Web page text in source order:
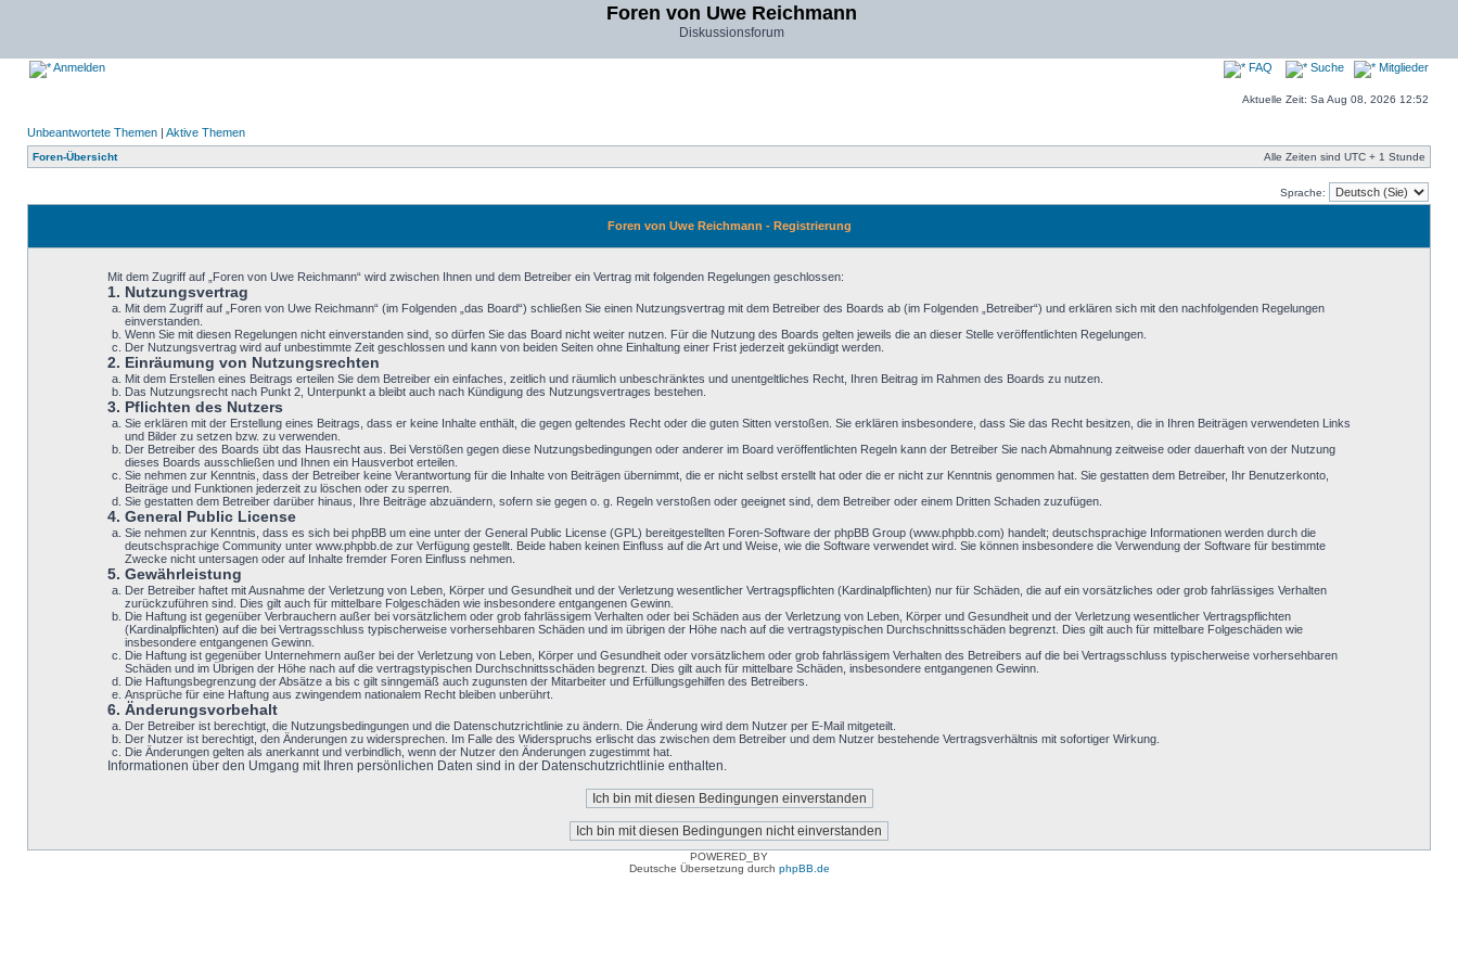
Foren von Uwe Reichmann
Diskussionsforum
Anmelden FAQ Suche Mitglieder
Aktuelle Zeit: Sa Aug 08, 2026 12:52
Unbeantwortete Themen | Aktive Themen
Foren-Übersicht Alle Zeiten sind UTC + 1 Stunde
Sprache:
Foren von Uwe Reichmann - Registrierung
Mit dem Zugriff auf „Foren von Uwe Reichmann“ wird zwischen Ihnen und dem Betreiber ein Vertrag mit folgenden Regelungen geschlossen:
1. Nutzungsvertrag
Mit dem Zugriff auf „Foren von Uwe Reichmann“ (im Folgenden „das Board“) schließen Sie einen Nutzungsvertrag mit dem Betreiber des Boards ab (im Folgenden „Betreiber“) und erklären sich mit den nachfolgenden Regelungen
einverstanden.
Wenn Sie mit diesen Regelungen nicht einverstanden sind, so dürfen Sie das Board nicht weiter nutzen. Für die Nutzung des Boards gelten jeweils die an dieser Stelle veröffentlichten Regelungen.
Der Nutzungsvertrag wird auf unbestimmte Zeit geschlossen und kann von beiden Seiten ohne Einhaltung einer Frist jederzeit gekündigt werden.
2. Einräumung von Nutzungsrechten
Mit dem Erstellen eines Beitrags erteilen Sie dem Betreiber ein einfaches, zeitlich und räumlich unbeschränktes und unentgeltliches Recht, Ihren Beitrag im Rahmen des Boards zu nutzen.
Das Nutzungsrecht nach Punkt 2, Unterpunkt a bleibt auch nach Kündigung des Nutzungsvertrages bestehen.
3. Pflichten des Nutzers
Sie erklären mit der Erstellung eines Beitrags, dass er keine Inhalte enthält, die gegen geltendes Recht oder die guten Sitten verstoßen. Sie erklären insbesondere, dass Sie das Recht besitzen, die in Ihren Beiträgen verwendeten Links
und Bilder zu setzen bzw. zu verwenden.
Der Betreiber des Boards übt das Hausrecht aus. Bei Verstößen gegen diese Nutzungsbedingungen oder anderer im Board veröffentlichten Regeln kann der Betreiber Sie nach Abmahnung zeitweise oder dauerhaft von der Nutzung
dieses Boards ausschließen und Ihnen ein Hausverbot erteilen.
Sie nehmen zur Kenntnis, dass der Betreiber keine Verantwortung für die Inhalte von Beiträgen übernimmt, die er nicht selbst erstellt hat oder die er nicht zur Kenntnis genommen hat. Sie gestatten dem Betreiber, Ihr Benutzerkonto,
Beiträge und Funktionen jederzeit zu löschen oder zu sperren.
Sie gestatten dem Betreiber darüber hinaus, Ihre Beiträge abzuändern, sofern sie gegen o. g. Regeln verstoßen oder geeignet sind, dem Betreiber oder einem Dritten Schaden zuzufügen.
4. General Public License
Sie nehmen zur Kenntnis, dass es sich bei phpBB um eine unter der General Public License (GPL) bereitgestellten Foren-Software der phpBB Group (www.phpbb.com) handelt; deutschsprachige Informationen werden durch die
deutschsprachige Community unter www.phpbb.de zur Verfügung gestellt. Beide haben keinen Einfluss auf die Art und Weise, wie die Software verwendet wird. Sie können insbesondere die Verwendung der Software für bestimmte
Zwecke nicht untersagen oder auf Inhalte fremder Foren Einfluss nehmen.
5. Gewährleistung
Der Betreiber haftet mit Ausnahme der Verletzung von Leben, Körper und Gesundheit und der Verletzung wesentlicher Vertragspflichten (Kardinalpflichten) nur für Schäden, die auf ein vorsätzliches oder grob fahrlässiges Verhalten
zurückzuführen sind. Dies gilt auch für mittelbare Folgeschäden wie insbesondere entgangenen Gewinn.
Die Haftung ist gegenüber Verbrauchern außer bei vorsätzlichem oder grob fahrlässigem Verhalten oder bei Schäden aus der Verletzung von Leben, Körper und Gesundheit und der Verletzung wesentlicher Vertragspflichten
(Kardinalpflichten) auf die bei Vertragsschluss typischerweise vorhersehbaren Schäden und im übrigen der Höhe nach auf die vertragstypischen Durchschnittsschäden begrenzt. Dies gilt auch für mittelbare Folgeschäden wie
insbesondere entgangenen Gewinn.
Die Haftung ist gegenüber Unternehmern außer bei der Verletzung von Leben, Körper und Gesundheit oder vorsätzlichem oder grob fahrlässigem Verhalten des Betreibers auf die bei Vertragsschluss typischerweise vorhersehbaren
Schäden und im Übrigen der Höhe nach auf die vertragstypischen Durchschnittsschäden begrenzt. Dies gilt auch für mittelbare Schäden, insbesondere entgangenen Gewinn.
Die Haftungsbegrenzung der Absätze a bis c gilt sinngemäß auch zugunsten der Mitarbeiter und Erfüllungsgehilfen des Betreibers.
Ansprüche für eine Haftung aus zwingendem nationalem Recht bleiben unberührt.
6. Änderungsvorbehalt
Der Betreiber ist berechtigt, die Nutzungsbedingungen und die Datenschutzrichtlinie zu ändern. Die Änderung wird dem Nutzer per E-Mail mitgeteilt.
Der Nutzer ist berechtigt, den Änderungen zu widersprechen. Im Falle des Widerspruchs erlischt das zwischen dem Betreiber und dem Nutzer bestehende Vertragsverhältnis mit sofortiger Wirkung.
Die Änderungen gelten als anerkannt und verbindlich, wenn der Nutzer den Änderungen zugestimmt hat.
Informationen über den Umgang mit Ihren persönlichen Daten sind in der Datenschutzrichtlinie enthalten.
POWERED_BY
Deutsche Übersetzung durch phpBB.de